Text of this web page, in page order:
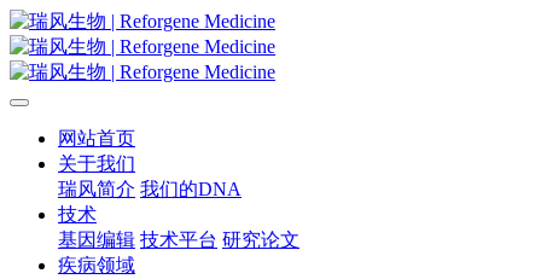
网站首页
关于我们
瑞风简介 我们的DNA
技术
基因编辑 技术平台 研究论文
疾病领域